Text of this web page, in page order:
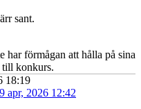
sant.
har förmågan att hålla på sina
till konkurs.
18:19
apr, 2026 12:42